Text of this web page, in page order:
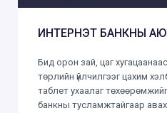
ИНТЕРНЭТ БАНКНЫ
Бид орон зай, цаг
төрлийн үйлчилгээг цахим
таблет ухаалаг
банкны тусламжтайгаар